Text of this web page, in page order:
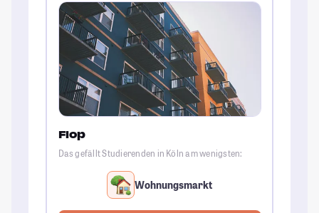
Flop
Das gefällt Studierenden in Köln am wenigsten:
Wohnungsmarkt